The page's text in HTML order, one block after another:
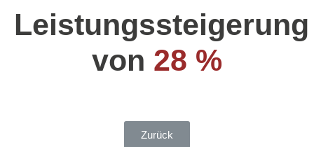
Leistungssteigerung
von 28 %
Zurück